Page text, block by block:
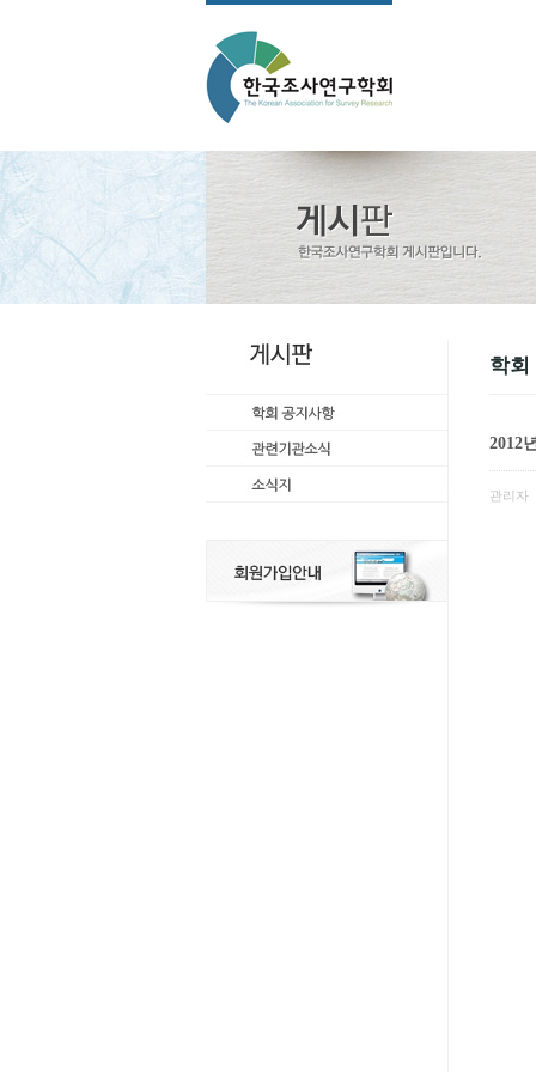
학회
2012
관리자